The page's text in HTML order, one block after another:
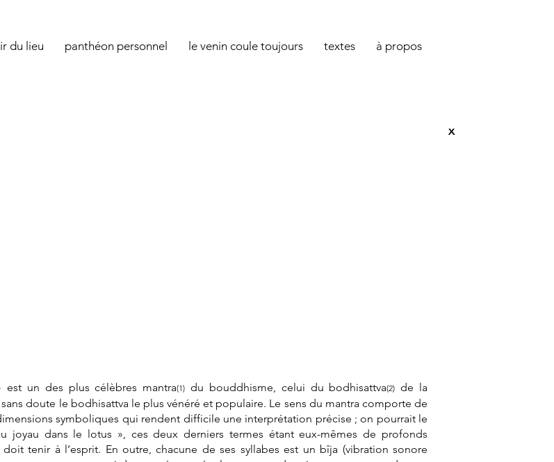
du lieu panthéon personnel le venin coule toujours textes à propos
x
un des plus célèbres mantra(1) du bouddhisme, celui du bodhisattva(2) de la
doute le bodhisattva le plus vénéré et populaire. Le sens du mantra comporte de
symboliques qui rendent difficile une interprétation précise ; on pourrait le
joyau dans le lotus », ces deux derniers termes étant eux-mêmes de profonds
tenir à l’esprit. En outre, chacune de ses syllabes est un bîja (vibration sonore